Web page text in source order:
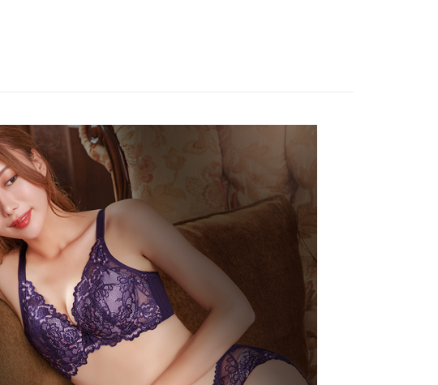
よって提供され、ユーザーが取引時に本サービスを通じて商品やサービ
スを購入できるようにし、店舗が売買／分割払い売買の債権を当社に譲
渡した後、契約に基づいて当社の請求書で帳款を支払うことになりま
す。
2. 「OP Pay Later」を利用する契約関係の目的から、店舗はあなたの個
人情報（名前、電話または住所を含む）を台湾大哥大に提供し、収集、
処理および利用するために、当社があなた本人と分割請求書に必要な情
報の確認、照合および修正を行います。
3. 完全なユーザーサービス規約については、以下のリンクを参照してく
ださい：
https://oppay.tw/userRule
二、支払い限度額
1.初回 AFTEEを ご利用の際に、認証結果及び当社の審査の結果に基づ
き、限度額が設定されます。
2.決済金額は最低NT$20です。
3.現在、台湾の会員のみご利用いただけます。
三、利用規約「AFTEE代金後払い」（以下当サービスという）はネット
プロテクションズ（以下 AFTEE という）が提供し、AFTEEが代金を徴収
します。当サービスご利用の際に提供しなければならない個人情報（注
文者の氏名、電話番号、受取人の氏名、電話番号、受取人住所を含むが
これに限らない）は、AFTEEに渡され当サービスで必要な範囲内で利用
されます。AFTEEの個人情報の収集、処理、利用について、詳細は
AFTEE公式ホームページの『個人情報の収集、処理及び利用に関する声
明』をご参照ください（https://aftee.tw/privacypolicy/
AFTEEの初回ご利用の際に、審査を通過すれば、最高額がNT$10,000に
なります。支払い期限を過ぎた場合、その金額に基づいて年利20%の遅
付款後萊爾富取貨
配送毎にNT$80、NT$799以上で送料無料
7-11取貨付款
配送毎にNT$80、NT$799以上で送料無料
付款後7-11取貨
配送毎にNT$80、NT$799以上で送料無料
7-11取貨(快速到店)
配送毎にNT$90
宅配/離島不配送
配送毎にNT$80、NT$890以上で送料無料
🔎│內衣罩杯分類 A罩杯
👀│內衣款式特搜 軟鋼圈│深溝渾圓 ღ 好集中
👀│內衣款式特搜 小胸救星│深V造溝ღ更集中
✨軟鋼圈ღ 深溝渾圓好集中
💦透氣涼感單品